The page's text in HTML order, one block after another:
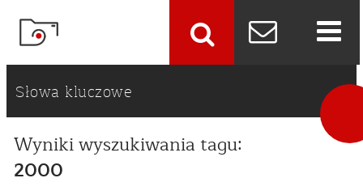
Słowa kluczowe
Wyniki wyszukiwania tagu:
2000